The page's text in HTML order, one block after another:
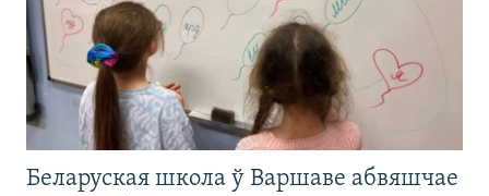
Беларуская школа ў Варшаве абвяшчае